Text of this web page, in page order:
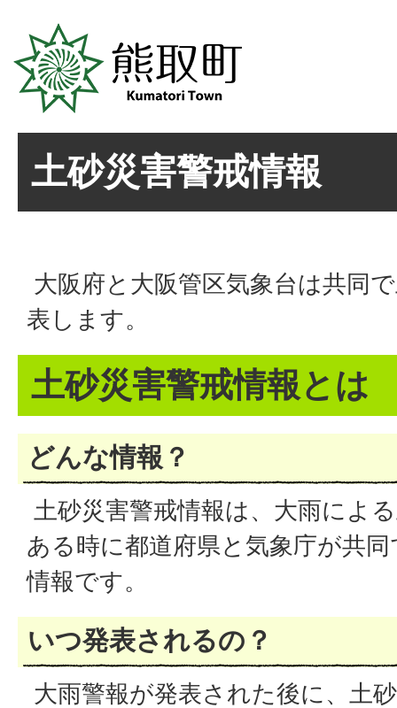
土砂災害警戒情報
大阪府と大阪管区気象台は共同
表します。
土砂災害警戒情報とは
どんな情報？
土砂災害警戒情報は、大雨によ
ある時に都道府県と気象庁が共
情報です。
いつ発表されるの？
大雨警報が発表された後に、土